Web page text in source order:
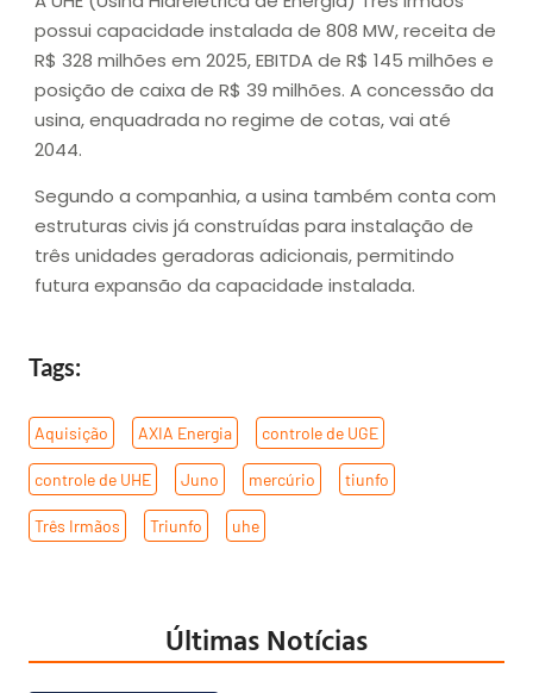
possui capacidade instalada de 808 MW, receita de
R$ 328 milhões em 2025, EBITDA de R$ 145 milhões e
posição de caixa de R$ 39 milhões. A concessão da
usina, enquadrada no regime de cotas, vai até
2044.
Segundo a companhia, a usina também conta com
estruturas civis já construídas para instalação de
três unidades geradoras adicionais, permitindo
futura expansão da capacidade instalada.
Tags:
Aquisição AXIA Energia controle de UGE
controle de UHE Juno mercúrio tiunfo
Três Irmãos Triunfo uhe
Últimas Notícias